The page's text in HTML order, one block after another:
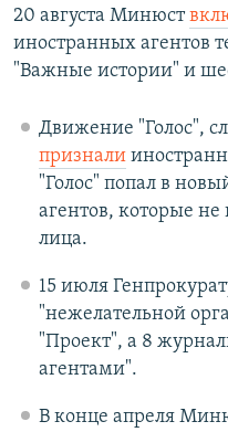
20 августа Минюст
иностранных агентов
"Важные истории" и
Движение "Голос",
признали
"Голос" попал в
агентов, которые
лица.
15 июля
"нежелательной
"Проект", а 8
агентами".
В конце апреля